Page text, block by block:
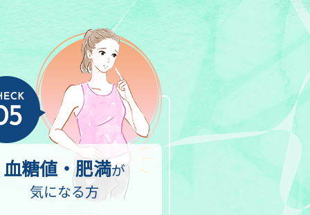
血糖値・肥満が
気になる方